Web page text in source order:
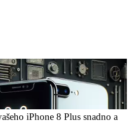
iPhone 8 Plus snadno a